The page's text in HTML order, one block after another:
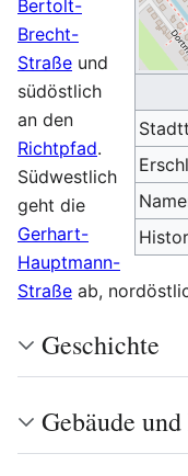
Bertolt-
Brecht-
Straße und
südöstlich
an den
Richtpfad.
Südwestlich
geht die
Gerhart-
Hauptmann-
Straße ab,
Geschichte
Gebäude